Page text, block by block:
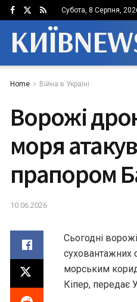
Субота, 8 Серпня,
Home Війна в Україні
Ворожі
моря
прапором
10.06.2026
Сьогодні
суховантажних
морським
Кіпер, передає